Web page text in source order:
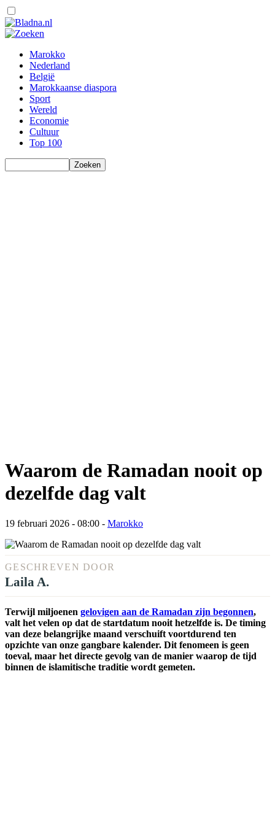
Marokko
Nederland
België
Marokkaanse diaspora
Sport
Wereld
Economie
Cultuur
Top 100
Waarom de Ramadan nooit op
dezelfde dag valt
19 februari 2026 - 08:00 - Marokko
GESCHREVEN DOOR
Laila A.
Terwijl miljoenen gelovigen aan de Ramadan zijn begonnen,
valt het velen op dat de startdatum nooit hetzelfde is. De timing
van deze belangrijke maand verschuift voortdurend ten
opzichte van onze gangbare kalender. Dit fenomeen is geen
toeval, maar het directe gevolg van de manier waarop de tijd
binnen de islamitische traditie wordt gemeten.